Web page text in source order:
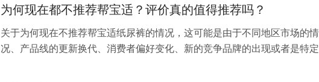
为何现在都不推荐帮宝适？评价真的值得推荐吗？
关于为何现在不推荐帮宝适纸尿裤的情况，这可能是由于不同地区市场的情
况、产品线的更新换代、消费者偏好变化、新的竞争品牌的出现或者是特定